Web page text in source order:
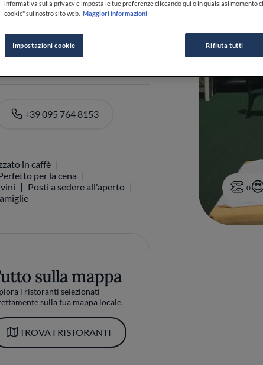
0
Italia
20:00-22:30 VEDI ORARI
+39 095 764 8153
in caffè
per la cena
Posti a sedere all'aperto
sulla mappa
i ristoranti selezionati
sulla tua mappa locale.
TROVA I RISTORANTI
informativa sulla privacy e imposta le tue preferenze cliccando qui o in qualsiasi momento
cookie" sul nostro sito web. Maggiori informazioni
Impostazioni cookie Rifiuta tutti